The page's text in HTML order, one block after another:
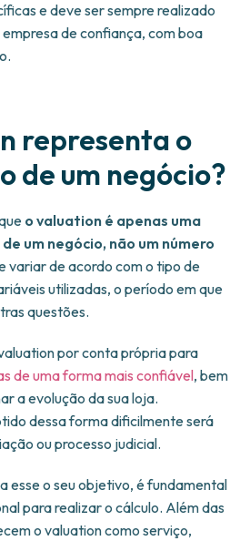
e deve ser sempre realizado
de confiança, com boa
representa o
de um negócio?
o valuation é apenas uma
um negócio, não um número
variar de acordo com o tipo de
utilizadas, o período em que
questões.
por conta própria para
de uma forma mais confiável, bem
a evolução da sua loja.
dessa forma dificilmente será
ou processo judicial.
esse o seu objetivo, é fundamental
para realizar o cálculo. Além das
o valuation como serviço,